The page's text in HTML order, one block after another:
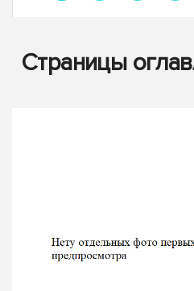
Страницы